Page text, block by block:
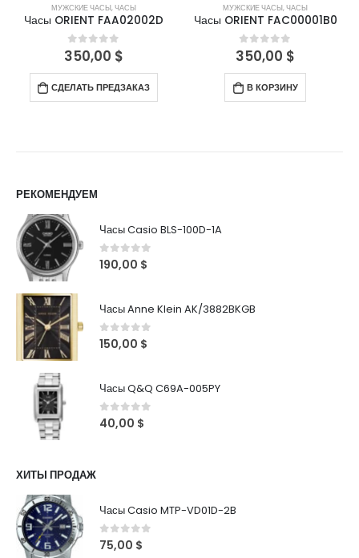
МУЖСКИЕ ЧАСЫ,ЧАСЫ
Часы ORIENT FAA02002D
0out of 5
350,00 $
СДЕЛАТЬ ПРЕДЗАКАЗ
МУЖСКИЕ ЧАСЫ,ЧАСЫ
Часы ORIENT FAC00001B0
0out of 5
350,00 $
В КОРЗИНУ
РЕКОМЕНДУЕМ
Часы Casio BLS-100D-1A
0out of 5
190,00 $
Часы Anne Klein AK/3882BKGB
0out of 5
150,00 $
Часы Q&Q C69A-005PY
0 out of 5
40,00 $
ХИТЫ ПРОДАЖ
Часы Casio MTP-VD01D-2B
0out of 5
75,00 $